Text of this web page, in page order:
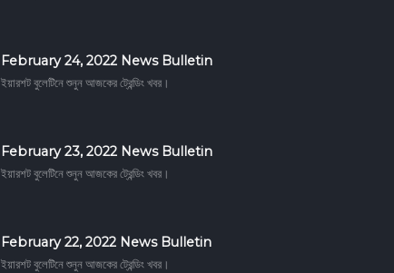
February 24, 2022 News Bulletin
ইয়ারশট বুলেটিনে শুনুন আজকের ট্রেন্ডিং খবর।
February 23, 2022 News Bulletin
ইয়ারশট বুলেটিনে শুনুন আজকের ট্রেন্ডিং খবর।
February 22, 2022 News Bulletin
ইয়ারশট বুলেটিনে শুনুন আজকের ট্রেন্ডিং খবর।